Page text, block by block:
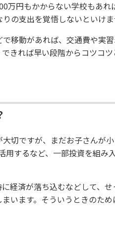
万円もかからない学校もあれ
の支出を覚悟しないといけま
移動があれば、交通費や実
きれば早い段階からコツコ
切ですが、まだお子さんが
するなど、一部投資を組み
経済が落ち込むなどして、
います。そういうときのため